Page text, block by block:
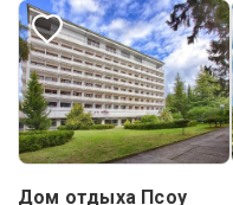
Дом отдыха Псоу